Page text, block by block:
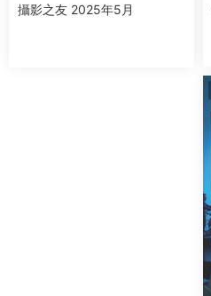
攝影之友 2025年5月